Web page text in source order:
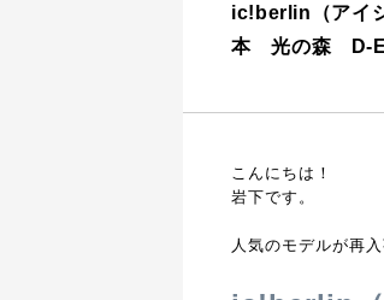
ic!berlin（アイ
本 光の森 D-
こんにちは！
岩下です。
人気のモデルが再